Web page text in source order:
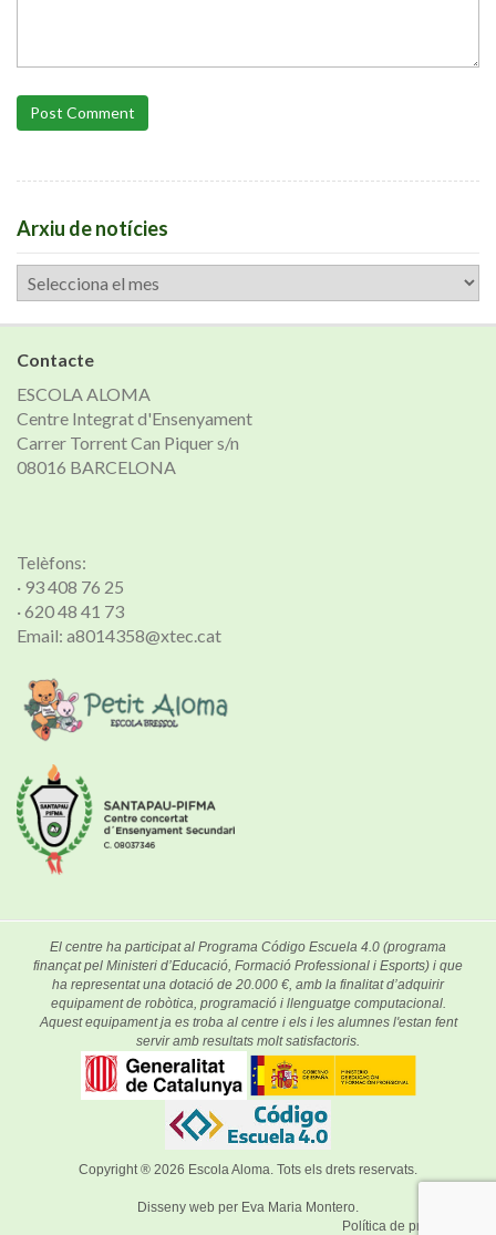
Post Comment
Arxiu de notícies
Arxiu
de
notícies
Contacte
ESCOLA ALOMA
Centre Integrat d'Ensenyament
Carrer Torrent Can Piquer s/n
08016 BARCELONA
Telèfons:
· 93 408 76 25
· 620 48 41 73
Email: a8014358@xtec.cat
El centre ha participat al Programa Código Escuela 4.0 (programa
finançat pel Ministeri d’Educació, Formació Professional i Esports) i que
ha representat una dotació de 20.000 €, amb la finalitat d’adquirir
equipament de robòtica, programació i llenguatge computacional.
Aquest equipament ja es troba al centre i els i les alumnes l'estan fent
servir amb resultats molt satisfactoris.
Copyright ® 2026 Escola Aloma. Tots els drets reservats.
Disseny web per Eva Maria Montero.
Política de privacitat